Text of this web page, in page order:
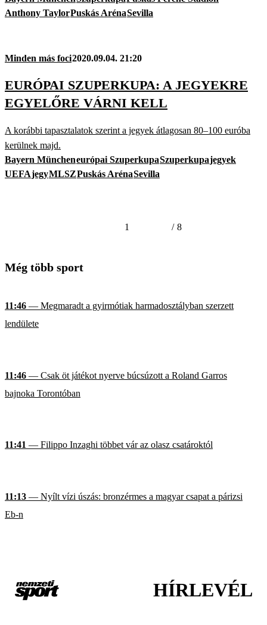
Anthony TaylorPuskás ArénaSevilla
Minden más foci2020.09.04. 21:20
EURÓPAI SZUPERKUPA: A JEGYEKRE
EGYELŐRE VÁRNI KELL
A korábbi tapasztalatok szerint a jegyek átlagosan 80–100 euróba
kerülnek majd.
Bayern Müncheneurópai SzuperkupaSzuperkupajegyek
UEFAjegyMLSZPuskás ArénaSevilla
1 / 8
Még több sport
11:46 — Megmaradt a gyirmótiak harmadosztályban szerzett
lendülete
11:46 — Csak öt játékot nyerve búcsúzott a Roland Garros
bajnoka Torontóban
11:41 — Filippo Inzaghi többet vár az olasz csatároktól
11:13 — Nyílt vízi úszás: bronzérmes a magyar csapat a párizsi
Eb-n
HÍRLEVÉL